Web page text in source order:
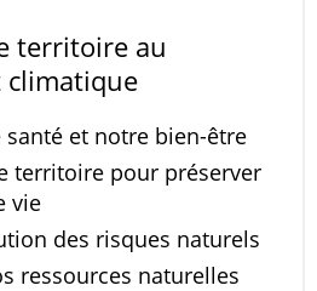
territoire au
climatique
santé et notre bien-être
territoire pour préserver
vie
des risques naturels
ressources naturelles